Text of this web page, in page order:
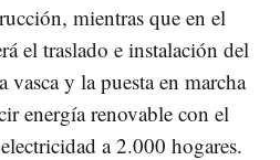
mientras que en el
el traslado e instalación del
vasca y la puesta en marcha
energía renovable con el
a 2.000 hogares.